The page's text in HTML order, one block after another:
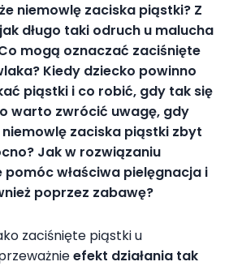
niemowlę zaciska piąstki? Z
długo taki odruch u malucha
mogą oznaczać zaciśnięte
? Kiedy dziecko powinno
piąstki i co robić, gdy tak się
warto zwrócić uwagę, gdy
niemowlę zaciska piąstki zbyt
Jak w rozwiązaniu
pomóc właściwa pielęgnacja i
poprzez zabawę?
zaciśnięte piąstki u
efekt działania tak